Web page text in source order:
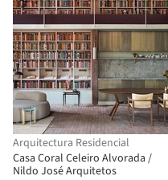
Arquitectura Residencial
Casa Coral Celeiro Alvorada /
Nildo José Arquitetos